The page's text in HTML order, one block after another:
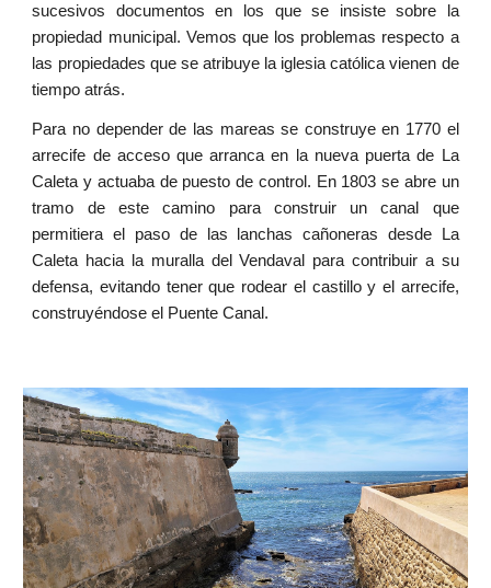
sucesivos documentos en los que se insiste sobre la
propiedad municipal. Vemos que los problemas respecto a
las propiedades que se atribuye la iglesia católica vienen de
tiempo atrás.
Para no depender de las mareas se construye en 1770 el
arrecife de acceso que arranca en la nueva puerta de La
Caleta y actuaba de puesto de control. En 1803 se abre un
tramo de este camino para construir un canal que
permitiera el paso de las lanchas cañoneras desde La
Caleta hacia la muralla del Vendaval para contribuir a su
defensa, evitando tener que rodear el castillo y el arrecife,
construyéndose el Puente Canal.